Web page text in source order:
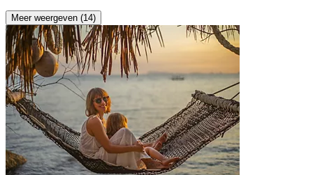
Meer weergeven (14)